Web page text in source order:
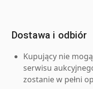
Dostawa i odbiór
Kupujący nie
serwisu
zostanie w pełni